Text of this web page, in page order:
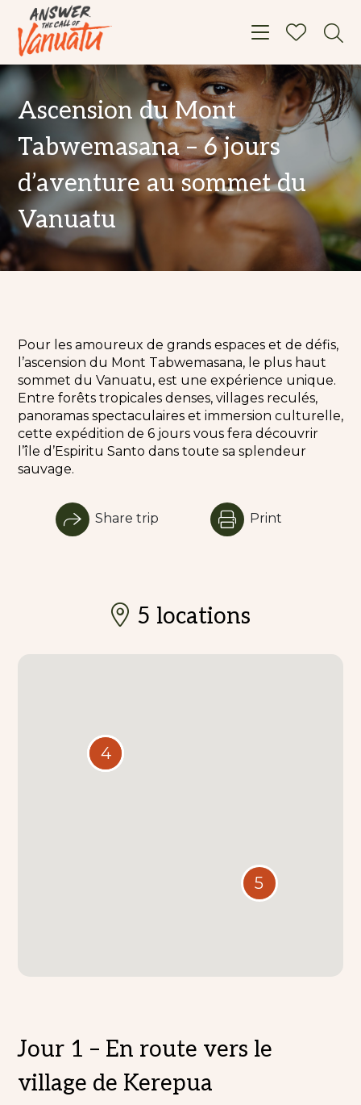
Toggle
Ascension du Mont
Tabwemasana – 6 jours
d’aventure au sommet du
Vanuatu
Pour les amoureux de grands espaces et de défis,
l’ascension du Mont Tabwemasana, le plus haut
sommet du Vanuatu, est une expérience unique.
Entre forêts tropicales denses, villages reculés,
panoramas spectaculaires et immersion culturelle,
cette expédition de 6 jours vous fera découvrir
l’île d’Espiritu Santo dans toute sa splendeur
sauvage.
Share trip Print
5 locations
2
4
5
Jour 1 – En route vers le
village de Kerepua